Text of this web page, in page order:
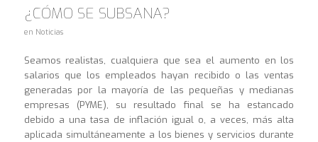
¿CÓMO SE SUBSANA?
en Noticias
Seamos realistas, cualquiera que sea el aumento en los
salarios que los empleados hayan recibido o las ventas
generadas por la mayoría de las pequeñas y medianas
empresas (PYME), su resultado final se ha estancado
debido a una tasa de inflación igual o, a veces, más alta
aplicada simultáneamente a los bienes y servicios durante